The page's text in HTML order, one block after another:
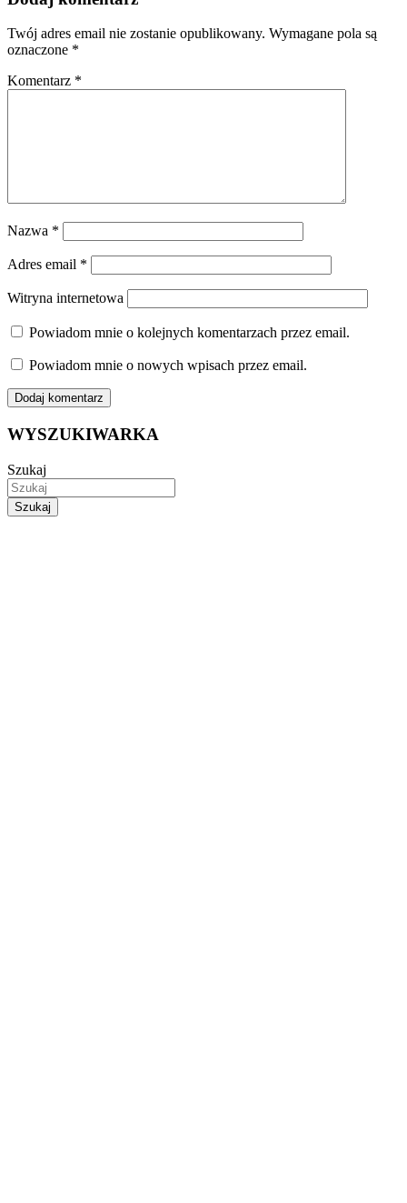
Twój adres email nie zostanie opublikowany. Wymagane pola są
oznaczone *
Komentarz *
Nazwa *
Adres email *
Witryna internetowa
Powiadom mnie o kolejnych komentarzach przez email.
Powiadom mnie o nowych wpisach przez email.
WYSZUKIWARKA
Szukaj
Szukaj